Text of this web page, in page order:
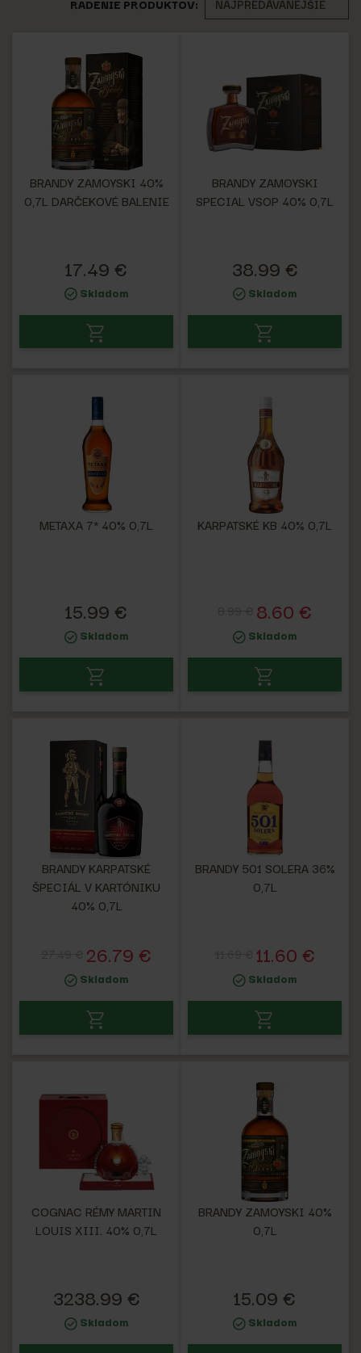
RADENIE PRODUKTOV:
BRANDY ZAMOYSKI 40%
0,7L DARČEKOVÉ BALENIE
17.49 €
Skladom
BRANDY ZAMOYSKI
SPECIAL VSOP 40% 0,7L
38.99 €
Skladom
METAXA 7* 40% 0,7L
15.99 €
Skladom
KARPATSKÉ KB 40% 0,7L
8.60 €
Skladom
BRANDY KARPATSKÉ
ŠPECIÁL V KARTÓNIKU
40% 0,7L
26.79 €
Skladom
BRANDY 501 SOLERA 36%
0,7L
11.60 €
Skladom
COGNAC RÉMY MARTIN
LOUIS XIII. 40% 0,7L
3238.99 €
Skladom
BRANDY ZAMOYSKI 40%
0,7L
15.09 €
Skladom